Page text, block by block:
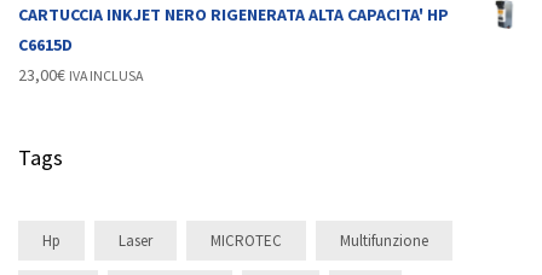
CARTUCCIA INKJET NERO RIGENERATA ALTA CAPACITA' HP
C6615D
23,00€ IVA INCLUSA
Tags
Hp Laser MICROTEC Multifunzione